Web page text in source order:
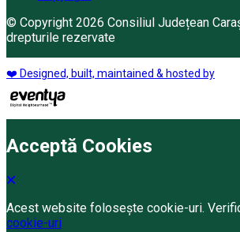
© Copyright 2026 Consiliul Județean
drepturile rezervate
❤️ Designed, built, maintained & hosted by
Acceptă Cookies
Acest website folosește cookie-uri.
cookie-uri